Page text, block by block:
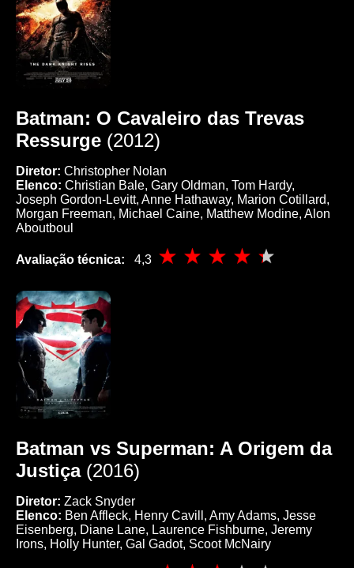
Batman: O Cavaleiro das Trevas
Ressurge (2012)
Diretor: Christopher Nolan
Elenco: Christian Bale, Gary Oldman, Tom Hardy,
Joseph Gordon-Levitt, Anne Hathaway, Marion Cotillard,
Morgan Freeman, Michael Caine, Matthew Modine, Alon
Aboutboul
Avaliação técnica: 4,3
Batman vs Superman: A Origem da
Justiça(2016)
Diretor: Zack Snyder
Elenco: Ben Affleck, Henry Cavill, Amy Adams, Jesse
Eisenberg, Diane Lane, Laurence Fishburne, Jeremy
Irons, Holly Hunter, Gal Gadot, Scoot McNairy